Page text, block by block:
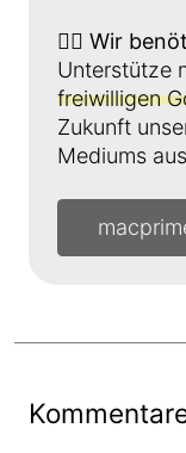
👉🏼 Wir
Unterstütze
freiwilligen
Zukunft
Mediums